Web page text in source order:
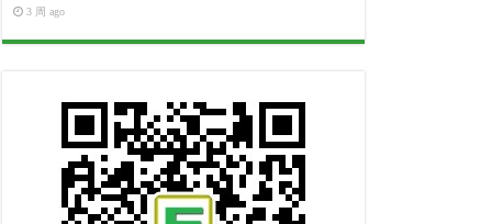
3 周 ago